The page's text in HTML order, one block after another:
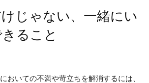
じゃない、一緒にい
ること
おいての不満や苛立ちを解消するには、